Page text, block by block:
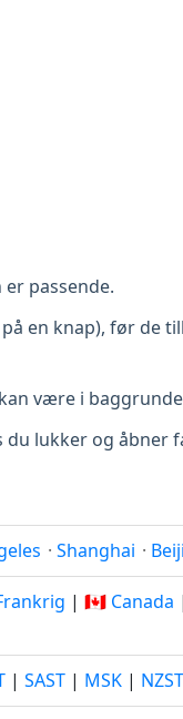
passende.
en knap), før de
være i
lukker og åbner
· Shanghai ·
| 🇨🇦 Canada |
| SAST | MSK | NZST